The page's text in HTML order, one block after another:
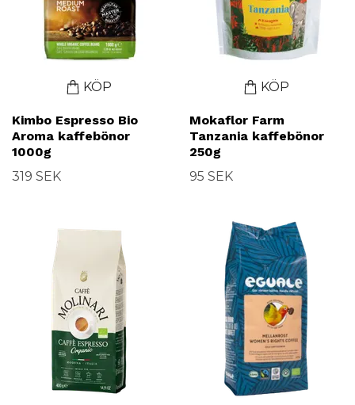
KÖP
Kimbo Espresso Bio
Aroma kaffebönor
1000g
319 SEK
KÖP
Mokaflor Farm
Tanzania kaffebönor
250g
95 SEK